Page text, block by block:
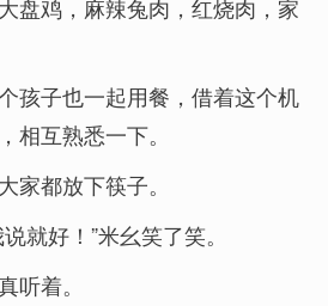
盘鸡，麻辣兔肉，红烧肉，家
孩子也一起用餐，借着这个机
相互熟悉一下。
家都放下筷子。
就好！”米幺笑了笑。
听着。